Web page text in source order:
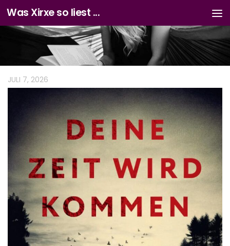
Zum Inhalt springen
Was Xirxe so liest ...
JULI 7, 2026